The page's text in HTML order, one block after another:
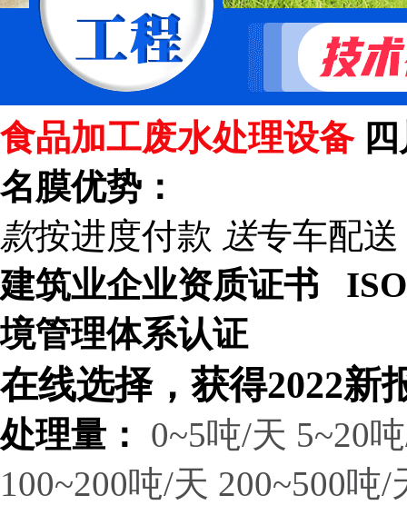
食品加工废水处理设备
名膜优势：
款按进度付款 送专车配送
建筑业企业资质证书
境管理体系认证
在线选择，获得2022新
处理量： 0~5吨/天 5~20
100~200吨/天 200~500吨/